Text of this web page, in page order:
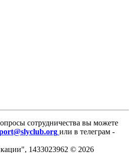
сотрудничества вы можете
или в телеграм -
1433023962 © 2026